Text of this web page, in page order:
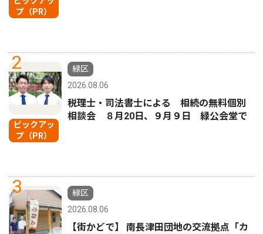
プ（PR）
2
ピックアッ
プ（PR）
緑区
2026.08.06
税理士・司法書士による 相続の無料個別
相談会 ８月20日、９月９日 緑公会堂で
3
緑区
2026.08.06
【街かどで】 南長津田団地の交流拠点「カ